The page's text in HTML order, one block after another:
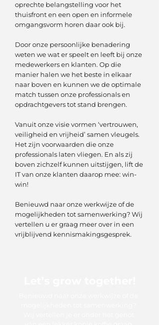
oprechte belangstelling voor het
thuisfront en een open en informele
omgangsvorm horen daar ook bij.
Door onze persoonlijke benadering
weten we wat er speelt en leeft bij onze
medewerkers en klanten. Op die
manier halen we het beste in elkaar
naar boven en kunnen we de optimale
match tussen onze professionals en
opdrachtgevers tot stand brengen.
Vanuit onze visie vormen ‘vertrouwen,
veiligheid en vrijheid’ samen vleugels.
Het zijn voorwaarden die onze
professionals laten vliegen. En als zij
boven zichzelf kunnen uitstijgen, lift de
IT van onze klanten daarop mee: win-
win!
Benieuwd naar onze werkwijze of de
mogelijkheden tot samenwerking? Wij
vertellen u er graag meer over in een
vrijblijvend kennismakingsgesprek.